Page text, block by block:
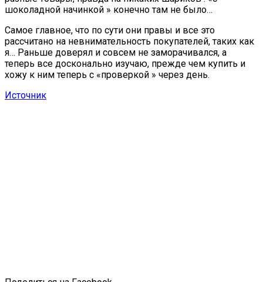
шоколадной начинкой » конечно там не было…
Самое главное, что по сути они правы и все это
рассчитано на невнимательность покупателей, таких как
я… Раньше доверял и совсем не заморачивался, а
теперь все досконально изучаю, прежде чем купить и
хожу к ним теперь с «проверкой » через день.
Источник